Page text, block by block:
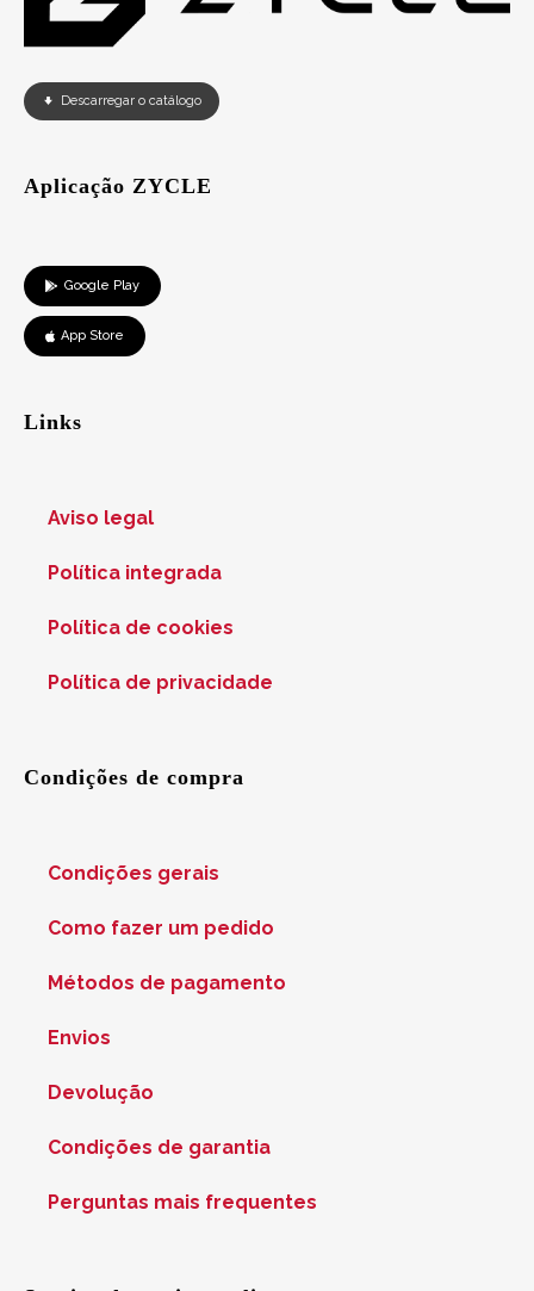
Descarregar o catálogo
Aplicação ZYCLE
Google Play
App Store
Links
Aviso legal
Política integrada
Política de cookies
Política de privacidade
Condições de compra
Condições gerais
Como fazer um pedido
Métodos de pagamento
Envios
Devolução
Condições de garantia
Perguntas mais frequentes